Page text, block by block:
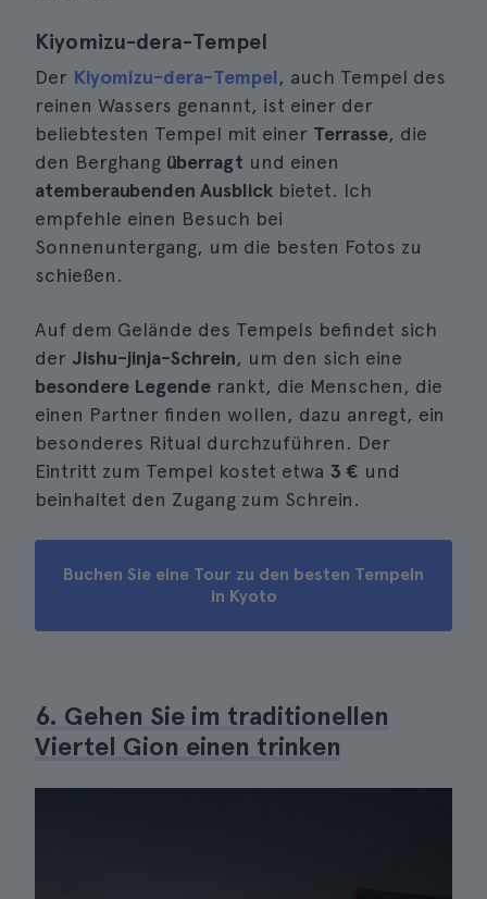
Kiyomizu-dera-Tempel
Der Kiyomizu-dera-Tempel, auch Tempel des
reinen Wassers genannt, ist einer der
beliebtesten Tempel mit einer Terrasse, die
den Berghang überragt und einen
atemberaubenden Ausblick bietet. Ich
empfehle einen Besuch bei
Sonnenuntergang, um die besten Fotos zu
schießen.
Auf dem Gelände des Tempels befindet sich
der Jishu-jinja-Schrein, um den sich eine
besondere Legende rankt, die Menschen, die
einen Partner finden wollen, dazu anregt, ein
besonderes Ritual durchzuführen. Der
Eintritt zum Tempel kostet etwa 3 € und
beinhaltet den Zugang zum Schrein.
Buchen Sie eine Tour zu den besten Tempeln
in Kyoto
6. Gehen Sie im traditionellen
Viertel Gion einen trinken